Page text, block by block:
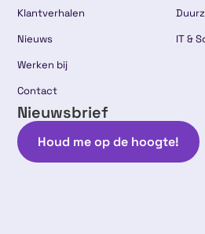
Klantverhalen
Nieuws
Werken bij
Contact
IT &
Nieuwsbrief
Houd me op de hoogte!